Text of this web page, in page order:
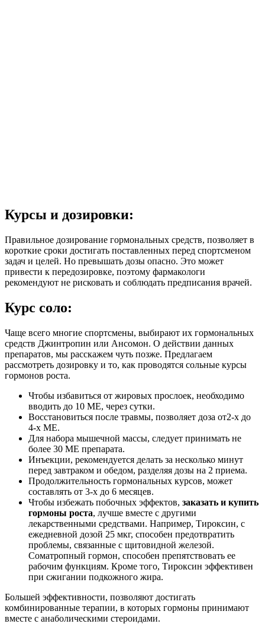
Курсы и дозировки:
Правильное дозирование гормональных средств, позволяет в
короткие сроки достигать поставленных перед спортсменом
задач и целей. Но превышать дозы опасно. Это может
привести к передозировке, поэтому фармакологи
рекомендуют не рисковать и соблюдать предписания врачей.
Курс соло:
Чаще всего многие спортсмены, выбирают их гормональных
средств Джинтропин или Ансомон. О действии данных
препаратов, мы расскажем чуть позже. Предлагаем
рассмотреть дозировку и то, как проводятся сольные курсы
гормонов роста.
Чтобы избавиться от жировых прослоек, необходимо
вводить до 10 МЕ, через сутки.
Восстановиться после травмы, позволяет доза от2-х до
4-х МЕ.
Для набора мышечной массы, следует принимать не
более 30 МЕ препарата.
Инъекции, рекомендуется делать за несколько минут
перед завтраком и обедом, разделяя дозы на 2 приема.
Продолжительность гормональных курсов, может
составлять от 3-х до 6 месяцев.
Чтобы избежать побочных эффектов, заказать и купить
гормоны роста, лучше вместе с другими
лекарственными средствами. Например, Тироксин, с
ежедневной дозой 25 мкг, способен предотвратить
проблемы, связанные с щитовидной железой.
Соматропный гормон, способен препятствовать ее
рабочим функциям. Кроме того, Тироксин эффективен
при сжигании подкожного жира.
Большей эффективности, позволяют достигать
комбинированные терапии, в которых гормоны принимают
вместе с анаболическими стероидами.